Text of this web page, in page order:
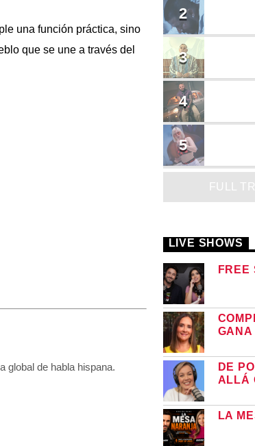
una función práctica, sino
que se une a través del
global de habla hispana.
2
3
4
5
FULL
LIVE SHOWS
FREE
GANA
DE
ALLÁ
LA